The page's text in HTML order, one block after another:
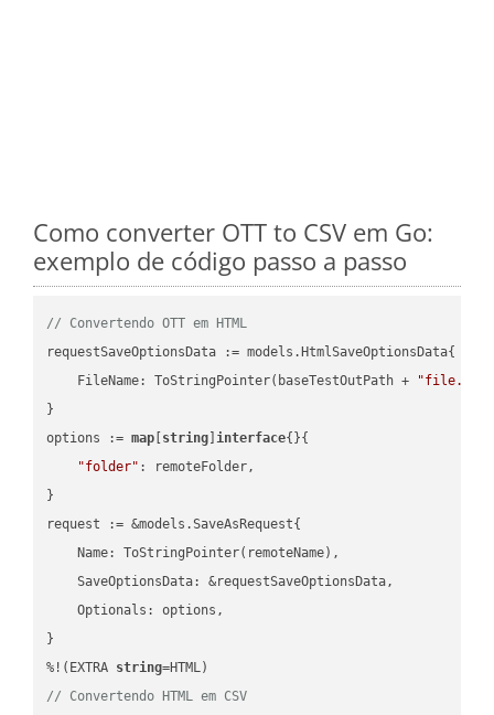
Como converter OTT to CSV em Go:
exemplo de código passo a passo
// Convertendo OTT em HTML
requestSaveOptionsData := models.HtmlSaveOptionsData{
    FileName: ToStringPointer(baseTestOutPath +
"file.OTT"
}
options := map string ]interface{}{
"folder" : remoteFolder,
}
request := &models.SaveAsRequest{
    Name: ToStringPointer(remoteName),
    SaveOptionsData: &requestSaveOptionsData,
    Optionals: options,
}
%!(EXTRA string
// Convertendo HTML em CSV